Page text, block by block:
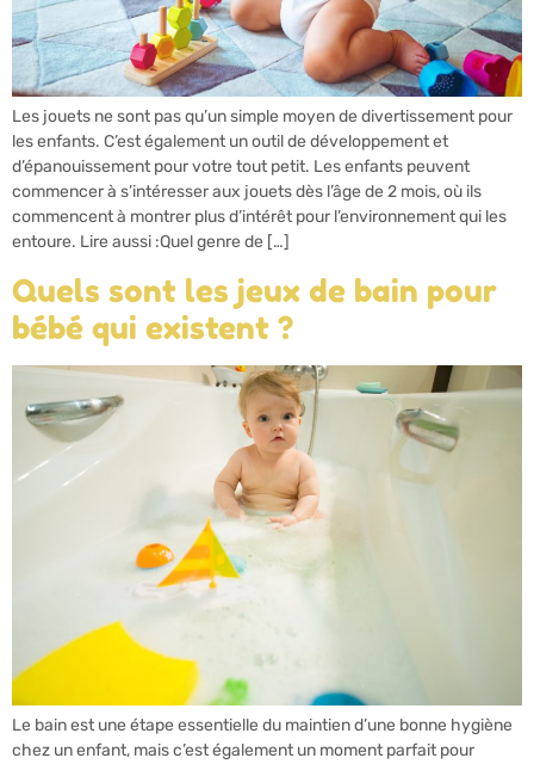
Les jouets ne sont pas qu’un simple moyen de divertissement pour
les enfants. C’est également un outil de développement et
d’épanouissement pour votre tout petit. Les enfants peuvent
commencer à s’intéresser aux jouets dès l’âge de 2 mois, où ils
commencent à montrer plus d’intérêt pour l’environnement qui les
entoure. Lire aussi :Quel genre de […]
Quels sont les jeux de bain pour
bébé qui existent ?
Le bain est une étape essentielle du maintien d’une bonne hygiène
chez un enfant, mais c’est également un moment parfait pour